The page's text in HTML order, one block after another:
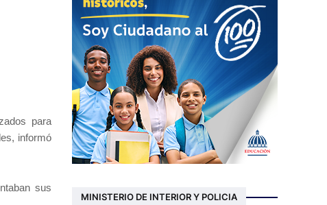
para
informó
sus
MINISTERIO DE INTERIOR Y POLICIA